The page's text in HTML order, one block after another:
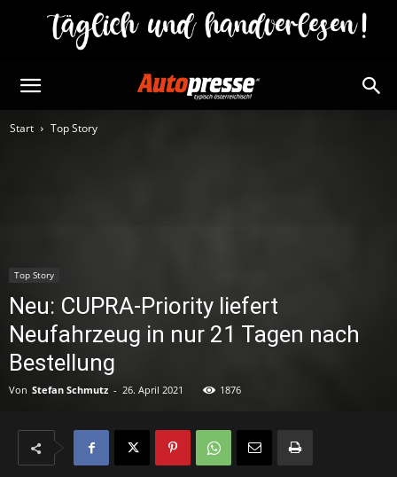
Start Top Story
Top Story
Neu: CUPRA-Priority liefert
Neufahrzeug in nur 21 Tagen nach
Bestellung
Von Stefan Schmutz - 26. April 2021 1876